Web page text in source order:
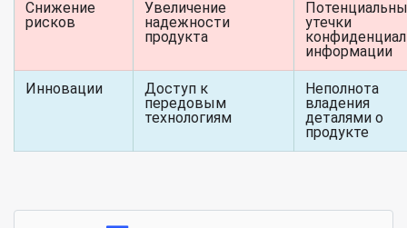
Снижение
рисков
Увеличение
надежности
продукта
утечки
информации
Инновации
Доступ к
передовым
технологиям
Неполнота
владения
деталями о
продукте